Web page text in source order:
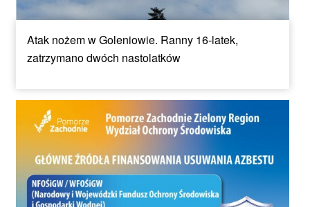
Atak nożem w Goleniowie. Ranny 16-latek,
zatrzymano dwóch nastolatków